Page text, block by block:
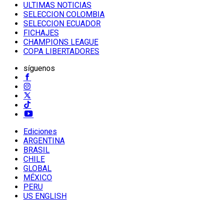
ULTIMAS NOTICIAS
SELECCION COLOMBIA
SELECCION ECUADOR
FICHAJES
CHAMPIONS LEAGUE
COPA LIBERTADORES
síguenos
Ediciones
ARGENTINA
BRASIL
CHILE
GLOBAL
MÉXICO
PERU
US ENGLISH